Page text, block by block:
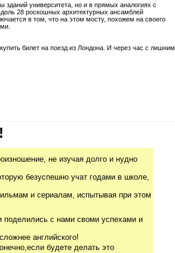
университета, но и в прямых аналогиях с
28 роскошных архитектурных ансамблей
в том, что на этом мосту, похожем на своего
билет на поезд из Лондона. И через час с лишним
не изучая долго и нудно
безуспешно учат годами в школе,
и сериалам, испытывая при этом
с нами своми успехами и
английского!
будете делать это